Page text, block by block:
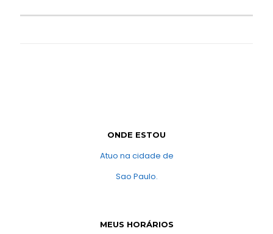
ONDE ESTOU
Atuo na cidade de
Sao Paulo.
MEUS HORÁRIOS